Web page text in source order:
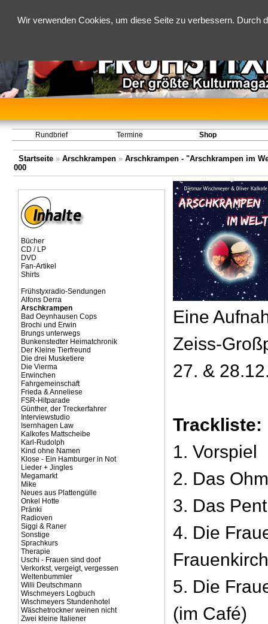
Wir verwenden Cookies, um diese Seite zu verbessern.
Rundbrief Termine Shop
Startseite » Arschkrampen » Arschkrampen - "Arschkrampen im
000
Bücher
CD / LP
DVD
Fan-Artikel
Shirts
Frühstyxradio-Sendungen
Alfons Derra
Arschkrampen
Bad Oeynhausen Cops
Brochi und Erwin
Brungs unterwegs
Bunkenstedter Heimatchronik
Der Kleine Tierfreund
Die drei Musketiere
Die Vierma
Erwinchen
Fahrgemeinschaft
Frieda & Anneliese
FSR-Hitparade
Günther, der Treckerfahrer
Interviewstudio
Isernhagen Law
Kalkofes Mattscheibe
Karl-Rudolph
Kind ohne Namen
Klose - Ein Hamburger in Not
Lieder + Jingles
Megamarkt
Mike
Neues aus Plattengülle
Onkel Hotte
Pränki
Radioven
Siggi & Raner
Sonstige
Sprachkurs
Therapie
Uschi - Frauen sind doof
Verkorkst, vergeigt, vergessen
Weltenbummler
Willi Deutschmann
Wischmeyers Logbuch
Wischmeyers Stundenhotel
Wäschetrockner weinen nicht
Zwei kleine Italiener
Eine
Zeiss-
27. &
Trackliste:
1. Vorspiel
2. Das
3. Das
4. Die
5. Die
(im Café)